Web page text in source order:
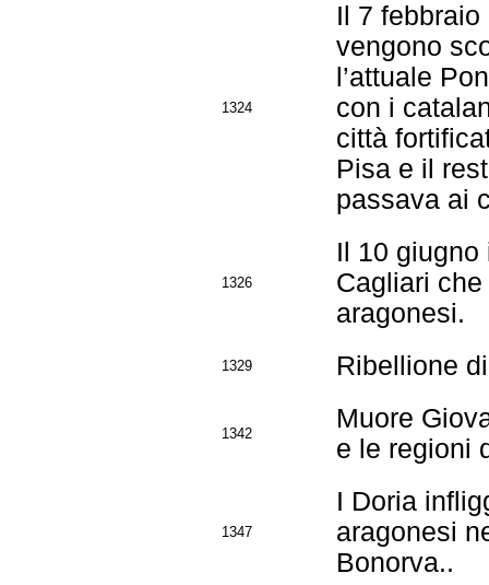
1324
Il 7 febbraio
vengono
l’attuale
con i
città
Pisa e il
passava ai
1326
Il 10
Cagliari
aragonesi.
1329 Ribellione
1342
Muore
e le regioni
1347
I Doria
aragonesi
Bonorva..